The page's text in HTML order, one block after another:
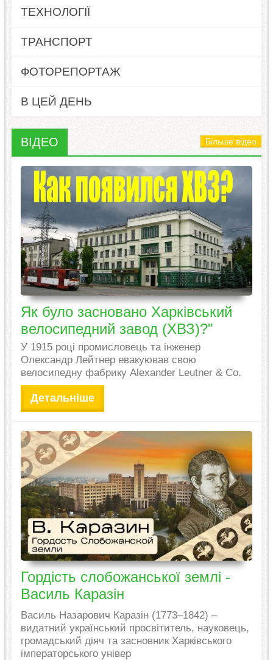
ТЕХНОЛОГІЇ
ТРАНСПОРТ
ФОТОРЕПОРТАЖ
В ЦЕЙ ДЕНЬ
ВІДЕО Більше відео
Як було засновано Харківський
велосипедний завод (ХВЗ)?"
У 1915 році промисловець та інженер
Олександр Лейтнер евакуював свою
велосипедну фабрику Alexander Leutner & Co.
Детальніше
Гордість слобожанської землі -
Василь Каразін
Василь Назарович Каразін (1773–1842) –
видатний український просвітитель, науковець,
громадський діяч та засновник Харківського
імператорського універ